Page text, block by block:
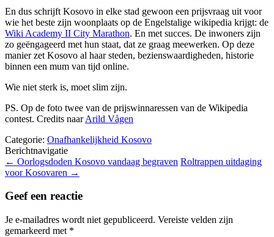
En dus schrijft Kosovo in elke stad gewoon een prijsvraag uit voor
wie het beste zijn woonplaats op de Engelstalige wikipedia krijgt: de
Wiki Academy II City Marathon. En met succes. De inwoners zijn
zo geëngageerd met hun staat, dat ze graag meewerken. Op deze
manier zet Kosovo al haar steden, bezienswaardigheden, historie
binnen een mum van tijd online.
Wie niet sterk is, moet slim zijn.
PS. Op de foto twee van de prijswinnaressen van de Wikipedia
contest. Credits naarArild Vågen
Categorie: Onafhankelijkheid Kosovo
Berichtnavigatie
← Oorlogsdoden Kosovo vandaag begraven Roltrappen uitdaging
voor Kosovaren →
Geef een reactie
Je e-mailadres wordt niet gepubliceerd. Vereiste velden zijn
gemarkeerd met *